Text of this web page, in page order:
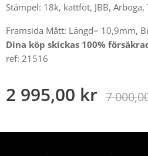
Stämpel: 18k, kattfot, JBB, Arboga,
Framsida Mått: Längd= 10,9mm,
Dina köp skickas 100%
ref: 21516
2 995,00 kr 7